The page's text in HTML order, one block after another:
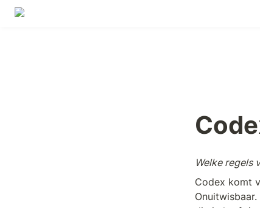
Welke regels
Codex komt